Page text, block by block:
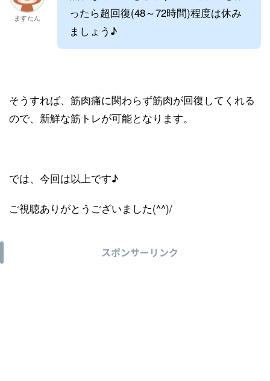
ますたん
ったら超回復(48～72時間)程度は休み
ましょう♪
そうすれば、筋肉痛に関わらず筋肉が回復してくれる
ので、新鮮な筋トレが可能となります。
では、今回は以上です♪
ご視聴ありがとうございました(^^)/
スポンサーリンク